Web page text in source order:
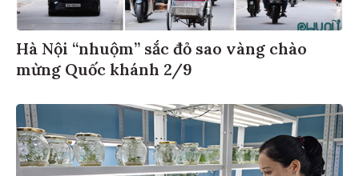
Hà Nội “nhuộm” sắc đỏ sao vàng chào
mừng Quốc khánh 2/9